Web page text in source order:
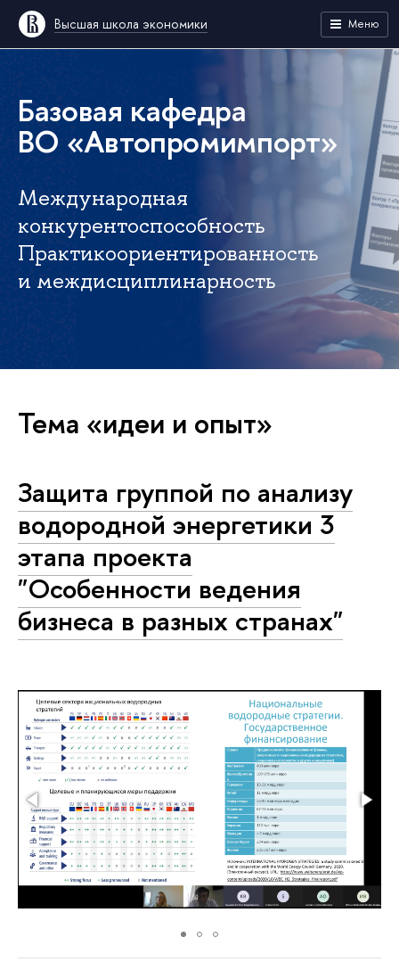
Высшая школа экономики Меню
Базовая кафедра
ВО «Автопромимпорт»
Международная
конкурентоспособность
Практикоориентированность
и междисциплинарность
Тема «идеи и опыт»
Защита группой по анализу
водородной энергетики 3
этапа проекта
"Особенности ведения
бизнеса в разных странах"